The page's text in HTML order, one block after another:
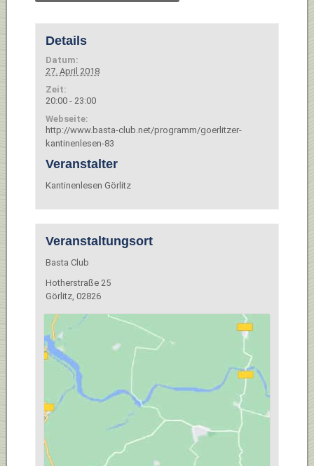
Details
Datum:
27. April 2018
Zeit:
20:00 - 23:00
Webseite:
http://www.basta-club.net/programm/goerlitzer-
kantinenlesen-83
Veranstalter
Kantinenlesen Görlitz
Veranstaltungsort
Basta Club
Hotherstraße 25
Görlitz, 02826